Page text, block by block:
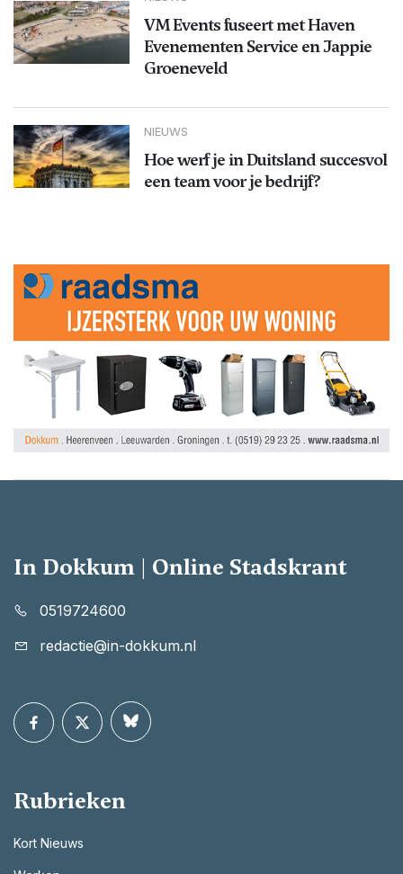
VM Events fuseert met Haven
Evenementen Service en Jappie
Groeneveld
NIEUWS
Hoe werf je in Duitsland succesvol
een team voor je bedrijf?
In Dokkum | Online Stadskrant
0519724600
redactie@in-dokkum.nl
Rubrieken
Kort Nieuws